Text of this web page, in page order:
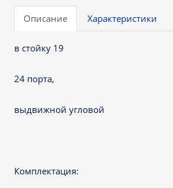
Описание Характеристики
в стойку 19
24 порта,
выдвижной угловой
Комплектация: